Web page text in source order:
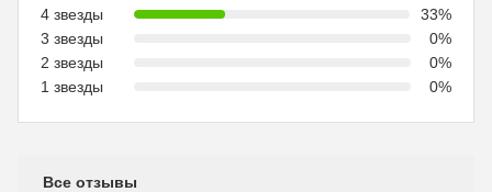
4 звезды
33%
3 звезды
0%
2 звезды
0%
1 звезды
0%
Все отзывы